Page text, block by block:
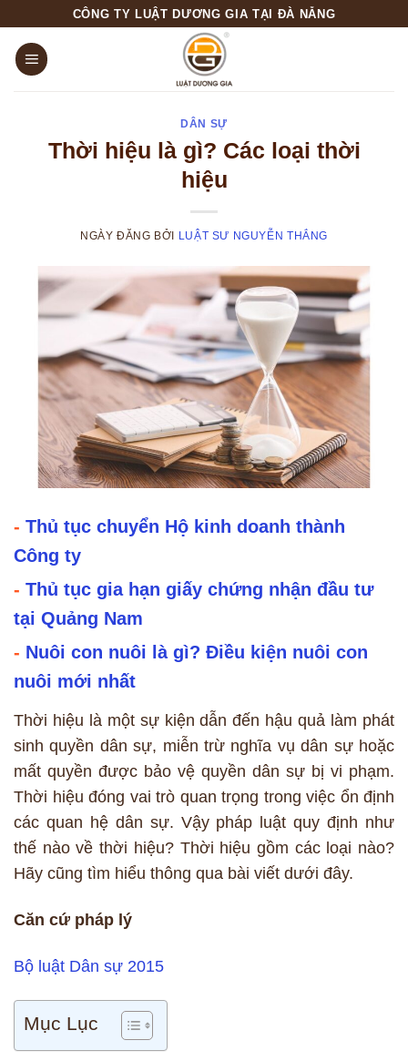
content
CÔNG TY LUẬT DƯƠNG GIA TẠI ĐÀ NẴNG
DÂN SỰ
Thời hiệu là gì? Các loại thời
hiệu
NGÀY ĐĂNG BỞI LUẬT SƯ NGUYỄN THẮNG
- Thủ tục chuyển Hộ kinh doanh thành
Công ty
- Thủ tục gia hạn giấy chứng nhận đầu tư
tại Quảng Nam
- Nuôi con nuôi là gì? Điều kiện nuôi con
nuôi mới nhất
Thời hiệu là một sự kiện dẫn đến hậu quả làm phát
sinh quyền dân sự, miễn trừ nghĩa vụ dân sự hoặc
mất quyền được bảo vệ quyền dân sự bị vi phạm.
Thời hiệu đóng vai trò quan trọng trong việc ổn định
các quan hệ dân sự. Vậy pháp luật quy định như
thế nào về thời hiệu? Thời hiệu gồm các loại nào?
Hãy cũng tìm hiểu thông qua bài viết dưới đây.
Căn cứ pháp lý
Bộ luật Dân sự 2015
Mục Lục